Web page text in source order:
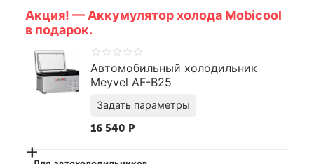
Aкция! — Аккумулятор холода Mobicool
в подарок.
Автомобильный холодильник
Meyvel AF-B25
16 540 Р
+